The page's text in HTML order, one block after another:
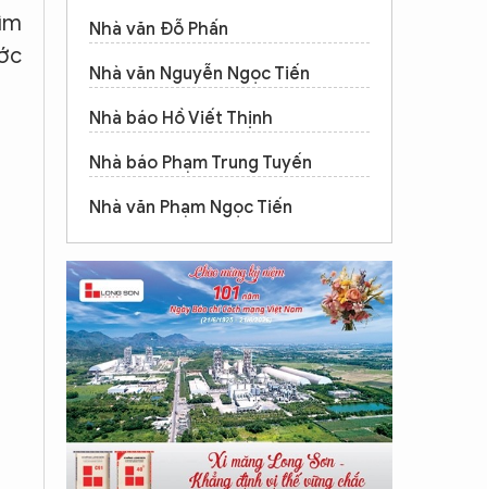
Nhà văn Đỗ Phấn
Nhà văn Nguyễn Ngọc Tiến
Nhà báo Hồ Viết Thịnh
Nhà báo Phạm Trung Tuyến
Nhà văn Phạm Ngọc Tiến